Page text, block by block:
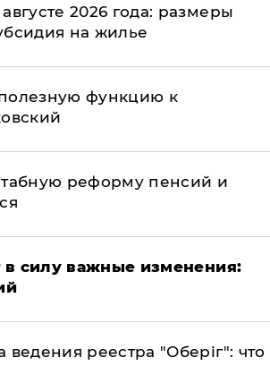
2026 года: размеры
на жилье
функцию к
реформу пенсий и
в силу важные изменения:
реестра "Оберіг": что